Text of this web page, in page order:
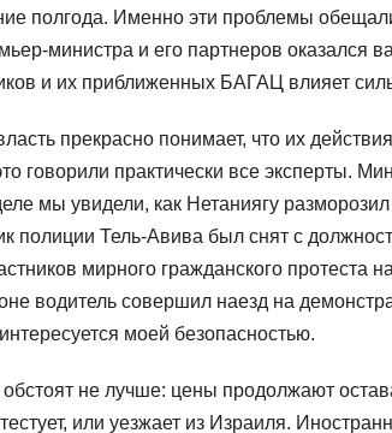
полгода. Именно эти проблемы
министра и его партнеров оказался
и их приближенных БАГАЦ влияет
прекрасно понимает, что их
говорили практически все эксперты.
мы увидели, как Нетаниягу
полиции Тель-Авива был снят с
мирного гражданского протеста
водитель совершил наезд на
моей безопасностью.
не лучше: цены продолжают
или уезжает из Израиля.